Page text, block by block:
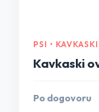
PSI •
Kavkaski
Po dogovoru